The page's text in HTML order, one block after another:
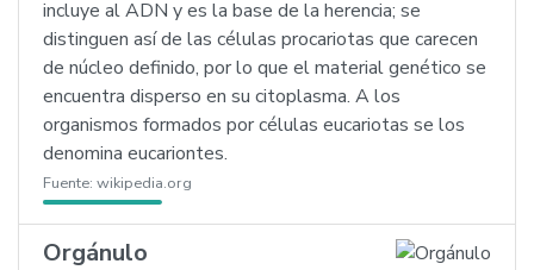
incluye al ADN y es la base de la herencia; se
distinguen así de las células procariotas que carecen
de núcleo definido, por lo que el material genético se
encuentra disperso en su citoplasma. A los
organismos formados por células eucariotas se los
denomina eucariontes.
Fuente: wikipedia.org
Orgánulo